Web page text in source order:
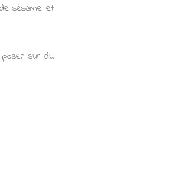
sésame et
sur du